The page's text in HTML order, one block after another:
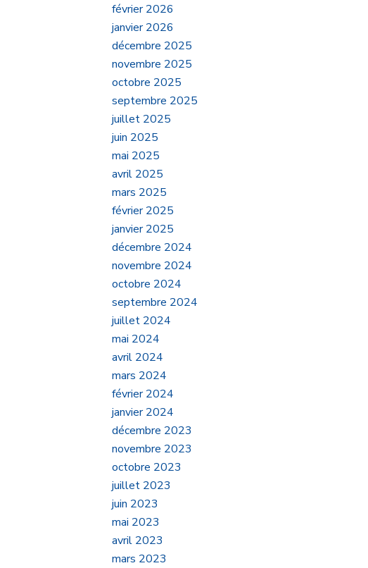
février 2026
janvier 2026
décembre 2025
novembre 2025
octobre 2025
septembre 2025
juillet 2025
juin 2025
mai 2025
avril 2025
mars 2025
février 2025
janvier 2025
décembre 2024
novembre 2024
octobre 2024
septembre 2024
juillet 2024
mai 2024
avril 2024
mars 2024
février 2024
janvier 2024
décembre 2023
novembre 2023
octobre 2023
juillet 2023
juin 2023
mai 2023
avril 2023
mars 2023